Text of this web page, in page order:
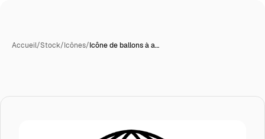
Accueil/Stock/Icônes/Icône de ballons à a…